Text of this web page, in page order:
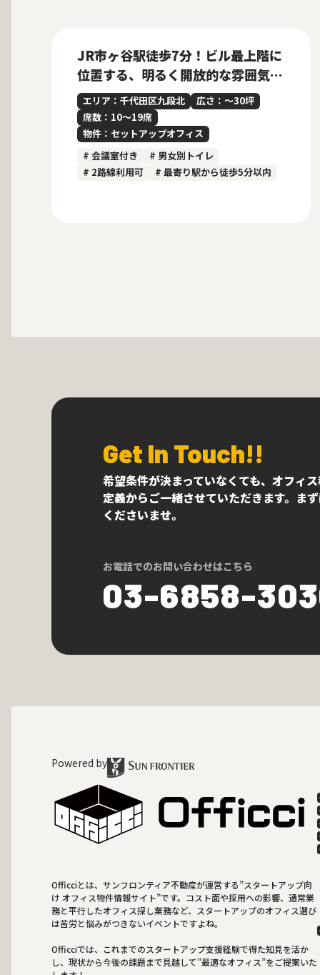
JR市ヶ谷駅徒歩7分！ビル最上階に
位置する、明るく開放的な雰囲気の
内装付きセットアップオフィス
エリア：千代田区九段北
広さ：〜30坪
席数：10〜19席
物件：セットアップオフィス
# 会議室付き
# 男女別トイレ
# 2路線利用可
# 最寄り駅から徒歩5分以内
Get In Touch!!
希望条件が決まっていなくても、オフィ
定義からご一緒させていただきます。ま
くださいませ。
お電話でのお問い合わせはこちら
03-6858-
Powered by
Officciとは、サンフロンティア不動産が運営する”スタートアップ向
け オフィス物件情報サイト”です。コスト面や採用への影響、通常業
務と平行したオフィス探し業務など、スタートアップのオフィス選び
は苦労と悩みがつきないイベントですよね。
Officciでは、これまでのスタートアップ支援経験で得た知見を活か
し、現状から今後の課題まで見越して”最適なオフィス”をご提案いた